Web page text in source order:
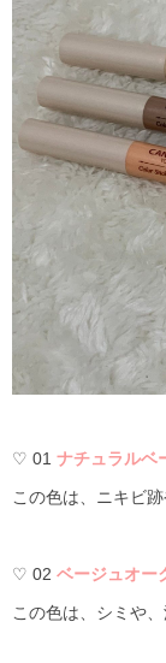
♡ 01 ナチュラルベ
この色は、ニキビ
♡ 02 ベージュオー
この色は、シミや